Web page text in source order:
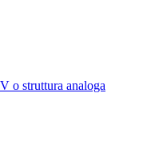
o struttura analoga